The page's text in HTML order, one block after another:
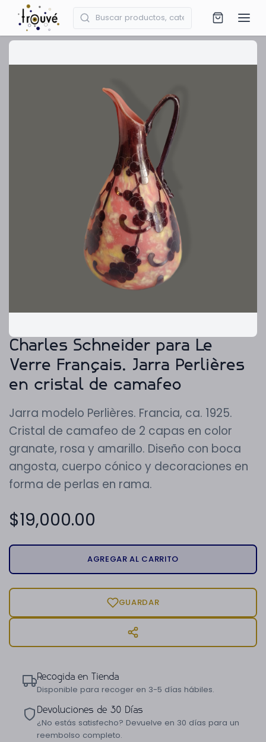
Charles Schneider para Le
Verre Français. Jarra Perlières
en cristal de camafeo
Jarra modelo Perlières. Francia, ca. 1925.
Cristal de camafeo de 2 capas en color
granate, rosa y amarillo. Diseño con boca
angosta, cuerpo cónico y decoraciones en
forma de perlas en rama.
$19,000.00
AGREGAR AL CARRITO
GUARDAR
Recogida en Tienda
Disponible para recoger en 3-5 días hábiles.
Devoluciones de 30 Días
¿No estás satisfecho? Devuelve en 30 días para un
reembolso completo.